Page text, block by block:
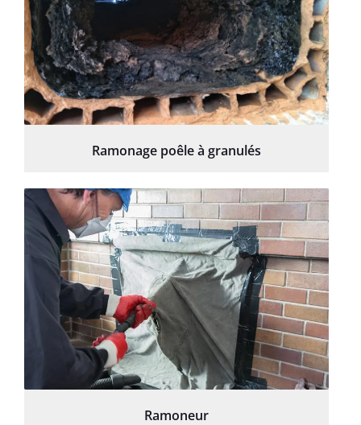
Ramonage poêle à granulés
Ramoneur